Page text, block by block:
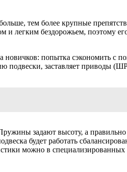
тем более крупные
и легким бездорожьем, поэтому
новичков: попытка сэкономить с
подвески, заставляет приводы
задают высоту, а
будет работать
можно в